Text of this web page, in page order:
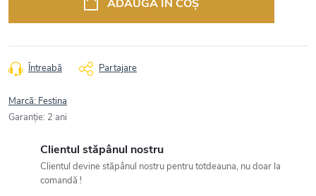
ADĂUGA ÎN COŞ
Întreabă Partajare
Marcă: Festina
Garanţie: 2 ani
Clientul stăpânul nostru
Clientul devine stăpânul nostru pentru totdeauna, nu doar la
comandă !